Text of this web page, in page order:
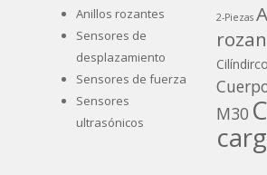
Anillos rozantes
Sensores de
desplazamiento
Sensores de fuerza
Sensores
ultrasónicos
2-Piezas
Cilíndirco
M30